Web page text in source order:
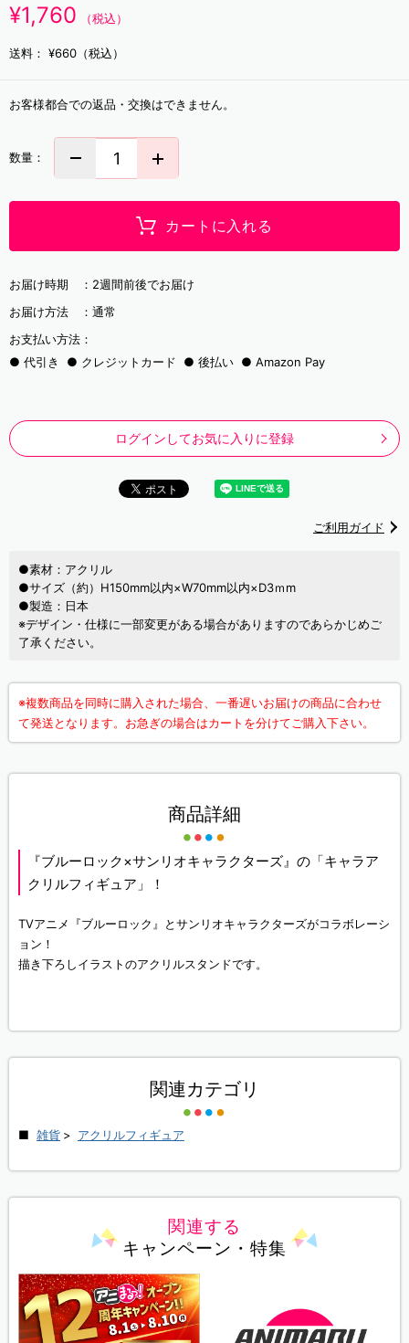
¥1,760 （税込）
送料： ¥660（税込）
お客様都合での返品・交換はできません。
数量：
カートに入れる
お届け時期 ： 2週間前後でお届け
お届け方法 ： 通常
お支払い方法：
代引き
クレジットカード 後払い Amazon Pay
ログインしてお気に入りに登録
ご利用ガイド
●素材：アクリル
●サイズ（約）H150mm以内×W70mm以内×D3ｍm
●製造：日本
※デザイン・仕様に一部変更がある場合がありますのであらかじめご
了承ください。
※複数商品を同時に購入された場合、一番遅いお届けの商品に合わせ
て発送となります。お急ぎの場合はカートを分けてご購入下さい。
商品詳細
『ブルーロック×サンリオキャラクターズ』の「キャラア
クリルフィギュア」！
TVアニメ『ブルーロック』とサンリオキャラクターズがコラボレーシ
ョン！
描き下ろしイラストのアクリルスタンドです。
関連カテゴリ
雑貨 > アクリルフィギュア
関連する
キャンペーン・特集